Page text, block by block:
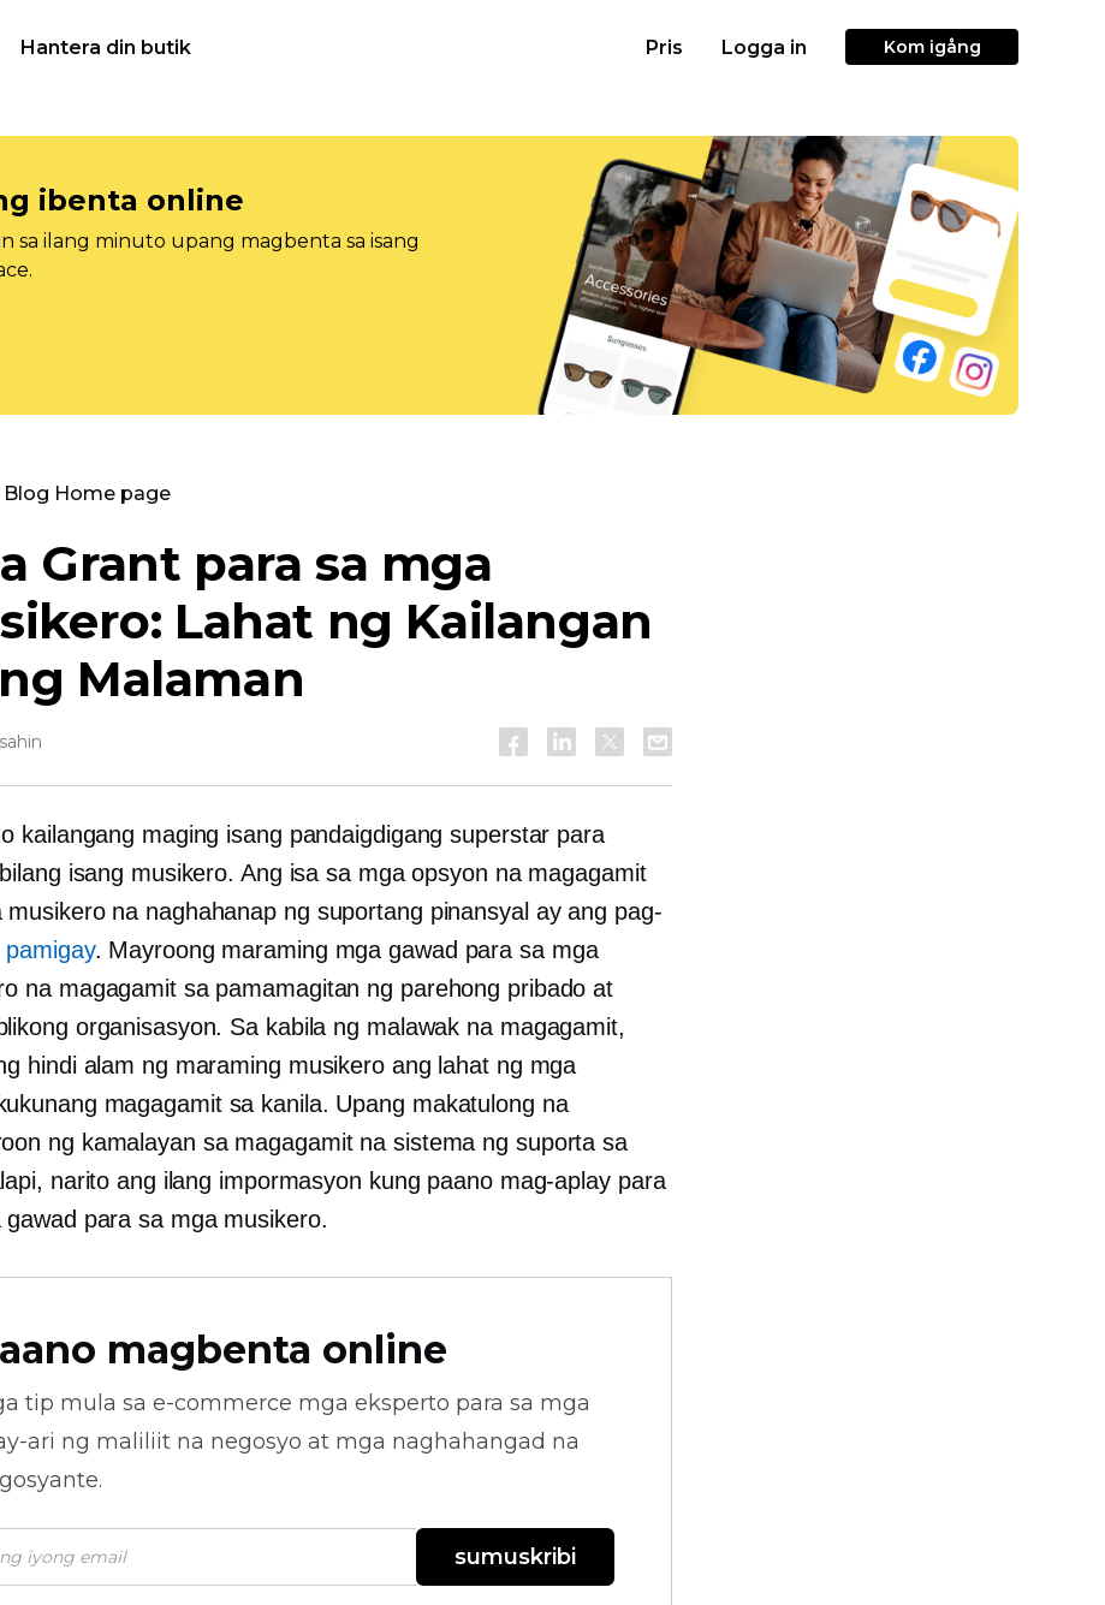
Hantera din butik Pris Logga in Kom igång
ibenta online
sa ilang minuto upang magbenta sa isang
Blog Home page
Grant para sa mga
Lahat ng Kailangan
Malaman
kailangang maging isang pandaigdigang superstar para
isang musikero. Ang isa sa mga opsyon na magagamit
musikero na naghahanap ng suportang pinansyal ay ang pag-
pamigay. Mayroong maraming mga gawad para sa mga
na magagamit sa pamamagitan ng parehong pribado at
organisasyon. Sa kabila ng malawak na magagamit,
hindi alam ng maraming musikero ang lahat ng mga
magagamit sa kanila. Upang makatulong na
ng kamalayan sa magagamit na sistema ng suporta sa
narito ang ilang impormasyon kung paano mag-aplay para
gawad para sa mga musikero.
magbenta online
tip mula sa e-commerce mga eksperto para sa mga
ari ng maliliit na negosyo at mga naghahangad na
sumuskribi